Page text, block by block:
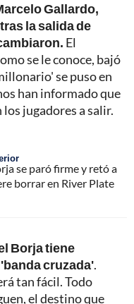
Gallardo,
la salida de
El
se le conoce, bajó
se puso en
han informado que
jugadores a salir.
se paró firme y retó a
borrar en River Plate
Borja tiene
cruzada'.
tan fácil. Todo
el destino que